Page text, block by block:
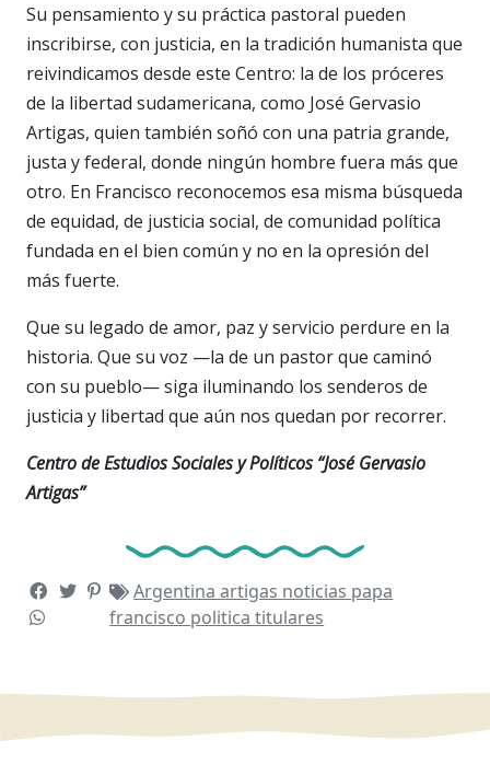
Su pensamiento y su práctica pastoral pueden
inscribirse, con justicia, en la tradición humanista que
reivindicamos desde este Centro: la de los próceres
de la libertad sudamericana, como José Gervasio
Artigas, quien también soñó con una patria grande,
justa y federal, donde ningún hombre fuera más que
otro. En Francisco reconocemos esa misma búsqueda
de equidad, de justicia social, de comunidad política
fundada en el bien común y no en la opresión del
más fuerte.
Que su legado de amor, paz y servicio perdure en la
historia. Que su voz —la de un pastor que caminó
con su pueblo— siga iluminando los senderos de
justicia y libertad que aún nos quedan por recorrer.
Centro de Estudios Sociales y Políticos “José Gervasio
Artigas”
Argentinaartigas noticias papa
francisco politicatitulares